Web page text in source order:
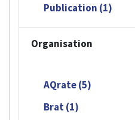
Publication (1)
Organisation
AQrate (5)
Brat (1)